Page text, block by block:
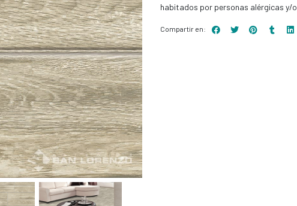
habitados por personas alérgicas y/
Compartir en: